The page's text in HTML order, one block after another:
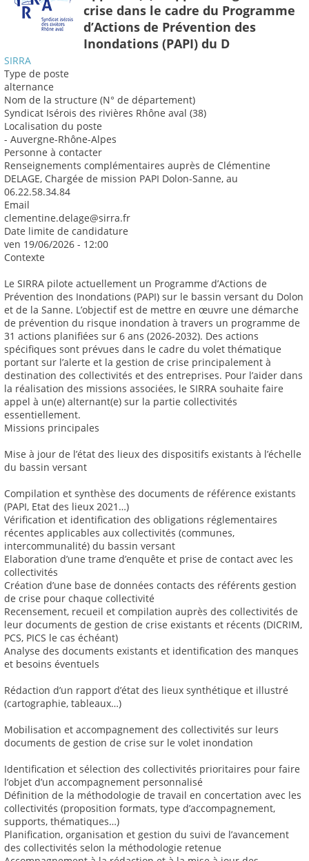
crise dans le cadre du Programme
d’Actions de Prévention des
Inondations (PAPI) du D
SIRRA
Type de poste
alternance
Nom de la structure (N° de département)
Syndicat Isérois des rivières Rhône aval (38)
Localisation du poste
- Auvergne-Rhône-Alpes
Personne à contacter
Renseignements complémentaires auprès de Clémentine
DELAGE, Chargée de mission PAPI Dolon-Sanne, au
06.22.58.34.84
Email
clementine.delage@sirra.fr
Date limite de candidature
ven 19/06/2026 - 12:00
Contexte
Le SIRRA pilote actuellement un Programme d’Actions de
Prévention des Inondations (PAPI) sur le bassin versant du Dolon
et de la Sanne. L’objectif est de mettre en œuvre une démarche
de prévention du risque inondation à travers un programme de
31 actions planifiées sur 6 ans (2026-2032). Des actions
spécifiques sont prévues dans le cadre du volet thématique
portant sur l’alerte et la gestion de crise principalement à
destination des collectivités et des entreprises. Pour l’aider dans
la réalisation des missions associées, le SIRRA souhaite faire
appel à un(e) alternant(e) sur la partie collectivités
essentiellement.
Missions principales
Mise à jour de l’état des lieux des dispositifs existants à l’échelle
du bassin versant
Compilation et synthèse des documents de référence existants
(PAPI, Etat des lieux 2021…)
Vérification et identification des obligations réglementaires
récentes applicables aux collectivités (communes,
intercommunalité) du bassin versant
Elaboration d’une trame d’enquête et prise de contact avec les
collectivités
Création d’une base de données contacts des référents gestion
de crise pour chaque collectivité
Recensement, recueil et compilation auprès des collectivités de
leur documents de gestion de crise existants et récents (DICRIM,
PCS, PICS le cas échéant)
Analyse des documents existants et identification des manques
et besoins éventuels
Rédaction d’un rapport d’état des lieux synthétique et illustré
(cartographie, tableaux…)
Mobilisation et accompagnement des collectivités sur leurs
documents de gestion de crise sur le volet inondation
Identification et sélection des collectivités prioritaires pour faire
l’objet d’un accompagnement personnalisé
Définition de la méthodologie de travail en concertation avec les
collectivités (proposition formats, type d’accompagnement,
supports, thématiques…)
Planification, organisation et gestion du suivi de l’avancement
des collectivités selon la méthodologie retenue